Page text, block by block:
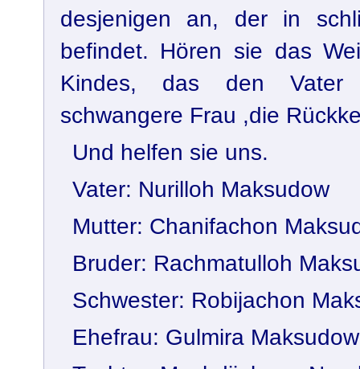
desjenigen an, der in
befindet. Hören sie das
Kindes, das den
schwangere Frau ,die
Und helfen sie uns.
Vater: Nurilloh Maksudow
Mutter: Chanifachon
Bruder: Rachmatulloh
Schwester: Robijachon
Ehefrau: Gulmira